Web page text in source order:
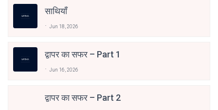
साथियाँ
Jun 18, 2026
द्वापर का सफर – Part 1
Jun 16, 2026
द्वापर का सफर – Part 2